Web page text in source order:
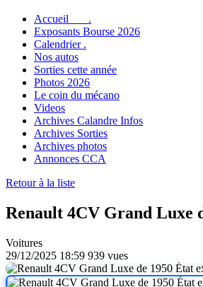
Accueil .
Exposants Bourse 2026
Calendrier .
Nos autos
Sorties cette année
Photos 2026
Le coin du mécano
Videos
Archives Calandre Infos
Archives Sorties
Archives photos
Annonces CCA
Retour à la liste
Renault 4CV Grand Luxe
Voitures
29/12/2025 18:59 939 vues